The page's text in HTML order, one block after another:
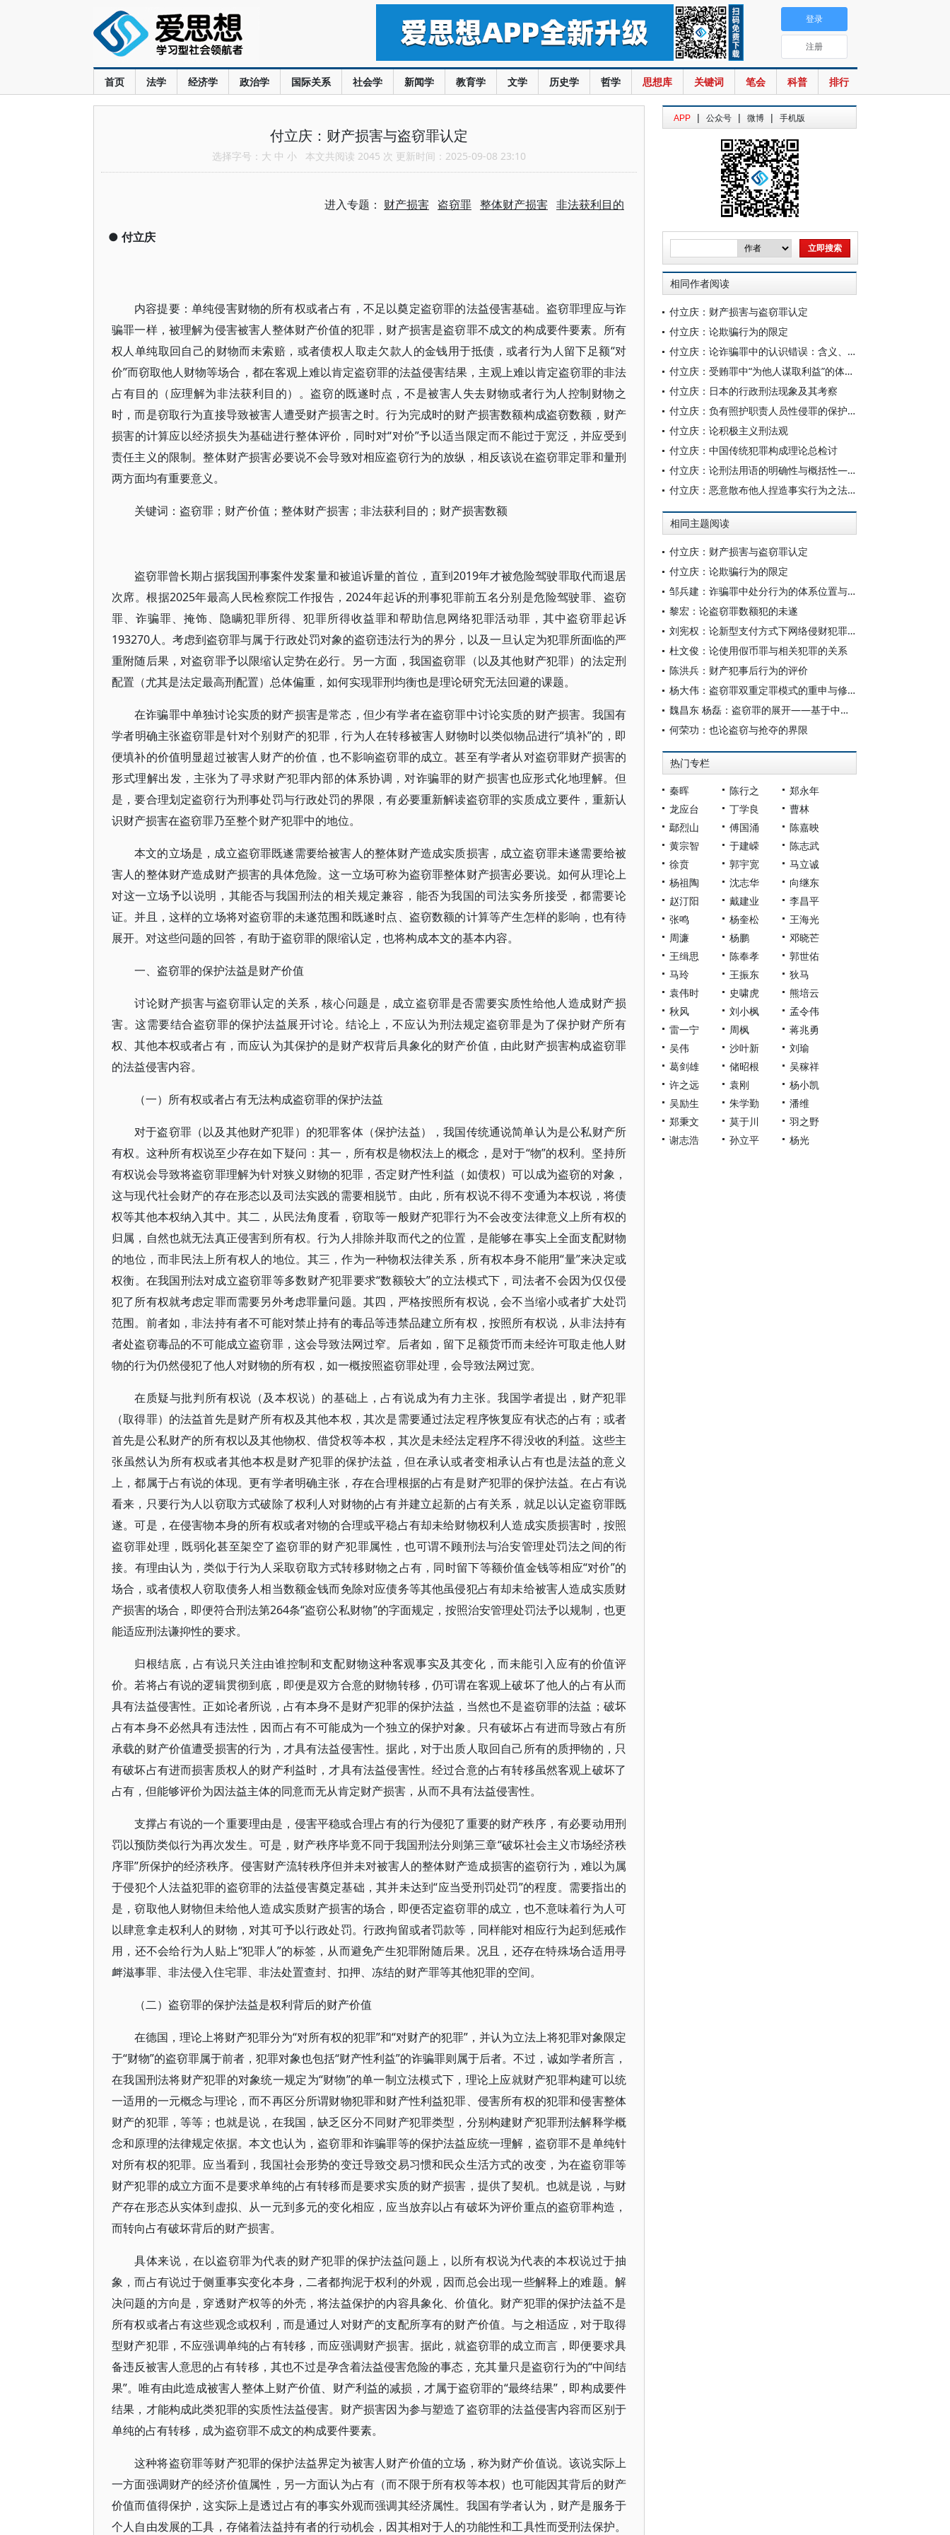
首页 法学 经济学 政治学 国际关系 社会学 新闻学 教育学 文学 历史学 哲学 思想库 关键词 笔会 科普 排行
登录
注册
付立庆：财产损害与盗窃罪认定
选择字号： 大 中 小 本文共阅读 2045 次 更新时间：2025-09-08 23:10
进入专题： 财产损害 盗窃罪 整体财产损害 非法获利目的
● 付立庆
内容提要：单纯侵害财物的所有权或者占有，不足以奠定盗窃罪的法益侵害基础。盗窃罪理应与诈
骗罪一样，被理解为侵害被害人整体财产价值的犯罪，财产损害是盗窃罪不成文的构成要件要素。所有
权人单纯取回自己的财物而未索赔，或者债权人取走欠款人的金钱用于抵债，或者行为人留下足额“对
价”而窃取他人财物等场合，都在客观上难以肯定盗窃罪的法益侵害结果，主观上难以肯定盗窃罪的非法
占有目的（应理解为非法获利目的）。盗窃的既遂时点，不是被害人失去财物或者行为人控制财物之
时，而是窃取行为直接导致被害人遭受财产损害之时。行为完成时的财产损害数额构成盗窃数额，财产
损害的计算应以经济损失为基础进行整体评价，同时对“对价”予以适当限定而不能过于宽泛，并应受到
责任主义的限制。整体财产损害必要说不会导致对相应盗窃行为的放纵，相反该说在盗窃罪定罪和量刑
两方面均有重要意义。
关键词：盗窃罪；财产价值；整体财产损害；非法获利目的；财产损害数额
盗窃罪曾长期占据我国刑事案件发案量和被追诉量的首位，直到2019年才被危险驾驶罪取代而退居
次席。根据2025年最高人民检察院工作报告，2024年起诉的刑事犯罪前五名分别是危险驾驶罪、盗窃
罪、诈骗罪、掩饰、隐瞒犯罪所得、犯罪所得收益罪和帮助信息网络犯罪活动罪，其中盗窃罪起诉
193270人。考虑到盗窃罪与属于行政处罚对象的盗窃违法行为的界分，以及一旦认定为犯罪所面临的严
重附随后果，对盗窃罪予以限缩认定势在必行。另一方面，我国盗窃罪（以及其他财产犯罪）的法定刑
配置（尤其是法定最高刑配置）总体偏重，如何实现罪刑均衡也是理论研究无法回避的课题。
在诈骗罪中单独讨论实质的财产损害是常态，但少有学者在盗窃罪中讨论实质的财产损害。我国有
学者明确主张盗窃罪是针对个别财产的犯罪，行为人在转移被害人财物时以类似物品进行“填补”的，即
便填补的价值明显超过被害人财产的价值，也不影响盗窃罪的成立。甚至有学者从对盗窃罪财产损害的
形式理解出发，主张为了寻求财产犯罪内部的体系协调，对诈骗罪的财产损害也应形式化地理解。但
是，要合理划定盗窃行为刑事处罚与行政处罚的界限，有必要重新解读盗窃罪的实质成立要件，重新认
识财产损害在盗窃罪乃至整个财产犯罪中的地位。
本文的立场是，成立盗窃罪既遂需要给被害人的整体财产造成实质损害，成立盗窃罪未遂需要给被
害人的整体财产造成财产损害的具体危险。这一立场可称为盗窃罪整体财产损害必要说。如何从理论上
对这一立场予以说明，其能否与我国刑法的相关规定兼容，能否为我国的司法实务所接受，都需要论
证。并且，这样的立场将对盗窃罪的未遂范围和既遂时点、盗窃数额的计算等产生怎样的影响，也有待
展开。对这些问题的回答，有助于盗窃罪的限缩认定，也将构成本文的基本内容。
一、盗窃罪的保护法益是财产价值
讨论财产损害与盗窃罪认定的关系，核心问题是，成立盗窃罪是否需要实质性给他人造成财产损
害。这需要结合盗窃罪的保护法益展开讨论。结论上，不应认为刑法规定盗窃罪是为了保护财产所有
权、其他本权或者占有，而应认为其保护的是财产权背后具象化的财产价值，由此财产损害构成盗窃罪
的法益侵害内容。
（一）所有权或者占有无法构成盗窃罪的保护法益
对于盗窃罪（以及其他财产犯罪）的犯罪客体（保护法益），我国传统通说简单认为是公私财产所
有权。这种所有权说至少存在如下疑问：其一，所有权是物权法上的概念，是对于“物”的权利。坚持所
有权说会导致将盗窃罪理解为针对狭义财物的犯罪，否定财产性利益（如债权）可以成为盗窃的对象，
这与现代社会财产的存在形态以及司法实践的需要相脱节。由此，所有权说不得不变通为本权说，将债
权等其他本权纳入其中。其二，从民法角度看，窃取等一般财产犯罪行为不会改变法律意义上所有权的
归属，自然也就无法真正侵害到所有权。行为人排除并取而代之的位置，是能够在事实上全面支配财物
的地位，而非民法上所有权人的地位。其三，作为一种物权法律关系，所有权本身不能用“量”来决定或
权衡。在我国刑法对成立盗窃罪等多数财产犯罪要求“数额较大”的立法模式下，司法者不会因为仅仅侵
犯了所有权就考虑定罪而需要另外考虑罪量问题。其四，严格按照所有权说，会不当缩小或者扩大处罚
范围。前者如，非法持有者不可能对禁止持有的毒品等违禁品建立所有权，按照所有权说，从非法持有
者处盗窃毒品的不可能成立盗窃罪，这会导致法网过窄。后者如，留下足额货币而未经许可取走他人财
物的行为仍然侵犯了他人对财物的所有权，如一概按照盗窃罪处理，会导致法网过宽。
在质疑与批判所有权说（及本权说）的基础上，占有说成为有力主张。我国学者提出，财产犯罪
（取得罪）的法益首先是财产所有权及其他本权，其次是需要通过法定程序恢复应有状态的占有；或者
首先是公私财产的所有权以及其他物权、借贷权等本权，其次是未经法定程序不得没收的利益。这些主
张虽然认为所有权或者其他本权是财产犯罪的保护法益，但在承认或者变相承认占有也是法益的意义
上，都属于占有说的体现。更有学者明确主张，存在合理根据的占有是财产犯罪的保护法益。在占有说
看来，只要行为人以窃取方式破除了权利人对财物的占有并建立起新的占有关系，就足以认定盗窃罪既
遂。可是，在侵害物本身的所有权或者对物的合理或平稳占有却未给财物权利人造成实质损害时，按照
盗窃罪处理，既弱化甚至架空了盗窃罪的财产犯罪属性，也可谓不顾刑法与治安管理处罚法之间的衔
接。有理由认为，类似于行为人采取窃取方式转移财物之占有，同时留下等额价值金钱等相应“对价”的
场合，或者债权人窃取债务人相当数额金钱而免除对应债务等其他虽侵犯占有却未给被害人造成实质财
产损害的场合，即便符合刑法第264条“盗窃公私财物”的字面规定，按照治安管理处罚法予以规制，也更
能适应刑法谦抑性的要求。
归根结底，占有说只关注由谁控制和支配财物这种客观事实及其变化，而未能引入应有的价值评
价。若将占有说的逻辑贯彻到底，即便是双方合意的财物转移，仍可谓在客观上破坏了他人的占有从而
具有法益侵害性。正如论者所说，占有本身不是财产犯罪的保护法益，当然也不是盗窃罪的法益；破坏
占有本身不必然具有违法性，因而占有不可能成为一个独立的保护对象。只有破坏占有进而导致占有所
承载的财产价值遭受损害的行为，才具有法益侵害性。据此，对于出质人取回自己所有的质押物的，只
有破坏占有进而损害质权人的财产利益时，才具有法益侵害性。经过合意的占有转移虽然客观上破坏了
占有，但能够评价为因法益主体的同意而无从肯定财产损害，从而不具有法益侵害性。
支撑占有说的一个重要理由是，侵害平稳或合理占有的行为侵犯了重要的财产秩序，有必要动用刑
罚以预防类似行为再次发生。可是，财产秩序毕竟不同于我国刑法分则第三章“破坏社会主义市场经济秩
序罪”所保护的经济秩序。侵害财产流转秩序但并未对被害人的整体财产造成损害的盗窃行为，难以为属
于侵犯个人法益犯罪的盗窃罪的法益侵害奠定基础，其并未达到“应当受刑罚处罚”的程度。需要指出的
是，窃取他人财物但未给他人造成实质财产损害的场合，即便否定盗窃罪的成立，也不意味着行为人可
以肆意拿走权利人的财物，对其可予以行政处罚。行政拘留或者罚款等，同样能对相应行为起到惩戒作
用，还不会给行为人贴上“犯罪人”的标签，从而避免产生犯罪附随后果。况且，还存在特殊场合适用寻
衅滋事罪、非法侵入住宅罪、非法处置查封、扣押、冻结的财产罪等其他犯罪的空间。
（二）盗窃罪的保护法益是权利背后的财产价值
在德国，理论上将财产犯罪分为“对所有权的犯罪”和“对财产的犯罪”，并认为立法上将犯罪对象限定
于“财物”的盗窃罪属于前者，犯罪对象也包括“财产性利益”的诈骗罪则属于后者。不过，诚如学者所言，
在我国刑法将财产犯罪的对象统一规定为“财物”的单一制立法模式下，理论上应就财产犯罪构建可以统
一适用的一元概念与理论，而不再区分所谓财物犯罪和财产性利益犯罪、侵害所有权的犯罪和侵害整体
财产的犯罪，等等；也就是说，在我国，缺乏区分不同财产犯罪类型，分别构建财产犯罪刑法解释学概
念和原理的法律规定依据。本文也认为，盗窃罪和诈骗罪等的保护法益应统一理解，盗窃罪不是单纯针
对所有权的犯罪。应当看到，我国社会形势的变迁导致交易习惯和民众生活方式的改变，为在盗窃罪等
财产犯罪的成立方面不是要求单纯的占有转移而是要求实质的财产损害，提供了契机。也就是说，与财
产存在形态从实体到虚拟、从一元到多元的变化相应，应当放弃以占有破坏为评价重点的盗窃罪构造，
而转向占有破坏背后的财产损害。
具体来说，在以盗窃罪为代表的财产犯罪的保护法益问题上，以所有权说为代表的本权说过于抽
象，而占有说过于侧重事实变化本身，二者都拘泥于权利的外观，因而总会出现一些解释上的难题。解
决问题的方向是，穿透财产权等的外壳，将法益保护的内容具象化、价值化。财产犯罪的保护法益不是
所有权或者占有这些观念或权利，而是通过人对财产的支配所享有的财产价值。与之相适应，对于取得
型财产犯罪，不应强调单纯的占有转移，而应强调财产损害。据此，就盗窃罪的成立而言，即便要求具
备违反被害人意思的占有转移，其也不过是孕含着法益侵害危险的事态，充其量只是盗窃行为的“中间结
果”。唯有由此造成被害人整体上财产价值、财产利益的减损，才属于盗窃罪的“最终结果”，即构成要件
结果，才能构成此类犯罪的实质性法益侵害。财产损害因为参与塑造了盗窃罪的法益侵害内容而区别于
单纯的占有转移，成为盗窃罪不成文的构成要件要素。
这种将盗窃罪等财产犯罪的保护法益界定为被害人财产价值的立场，称为财产价值说。该说实际上
一方面强调财产的经济价值属性，另一方面认为占有（而不限于所有权等本权）也可能因其背后的财产
价值而值得保护，这实际上是透过占有的事实外观而强调其经济属性。我国有学者认为，财产是服务于
个人自由发展的工具，存储着法益持有者的行动机会，因其相对于人的功能性和工具性而受刑法保护。
APP | 公众号 | 微博 | 手机版
相同作者阅读
付立庆：财产损害与盗窃罪认定
付立庆：论欺骗行为的限定
付立庆：论诈骗罪中的认识错误：含义、认定与具体限定
付立庆：受贿罪中“为他人谋取利益”的体系地位：混合违法要素说的提倡
付立庆：日本的行政刑法现象及其考察
付立庆：负有照护职责人员性侵罪的保护法益与犯罪类型
付立庆：论积极主义刑法观
付立庆：中国传统犯罪构成理论总检讨
付立庆：论刑法用语的明确性与概括性——从刑事立法技术的角度切入
付立庆：恶意散布他人捏造事实行为之法律定性
相同主题阅读
付立庆：财产损害与盗窃罪认定
付立庆：论欺骗行为的限定
邹兵建：诈骗罪中处分行为的体系位置与内容构成
黎宏：论盗窃罪数额犯的未遂
刘宪权：论新型支付方式下网络侵财犯罪的定性
杜文俊：论使用假币罪与相关犯罪的关系
陈洪兵：财产犯事后行为的评价
杨大伟：盗窃罪双重定罪模式的重申与修正——基于与台湾地区刑法的比较
魏昌东 杨磊：盗窃罪的展开——基于中国传统刑法理论的反思
何荣功：也论盗窃与抢夺的界限
热门专栏
秦晖 陈行之
郑永年
龙应台
丁学良
曹林
鄢烈山
傅国涌
陈嘉映
黄宗智
于建嵘
陈志武
徐贲
郭宇宽
马立诚
杨祖陶
沈志华
向继东
赵汀阳
戴建业
李昌平
张鸣
杨奎松
王海光
周濂
杨鹏
邓晓芒
王缉思
陈奉孝
郭世佑
马玲
王振东
狄马
袁伟时
史啸虎
熊培云
秋风
刘小枫
孟令伟
雷一宁
周枫
蒋兆勇
吴伟
沙叶新
刘瑜
葛剑雄
储昭根
吴稼祥
许之远
袁刚
杨小凯
吴励生
朱学勤
潘维
郑秉文
莫于川
羽之野
谢志浩
孙立平 杨光